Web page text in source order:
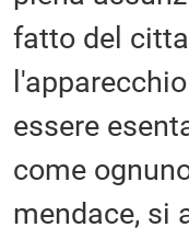
fatto del
essere
come
mendace, si